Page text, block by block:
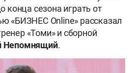
конца сезона играть от
«БИЗНЕС Online» рассказал
«Томи» и сборной
Непомнящий.